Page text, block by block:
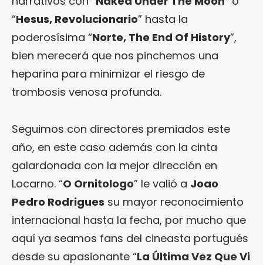
“Hesus, Revolucionario” hasta la
poderosísima “Norte, The End Of History”,
bien merecerá que nos pinchemos una
heparina para minimizar el riesgo de
trombosis venosa profunda.
Seguimos con directores premiados este
año, en este caso además con la cinta
galardonada con la mejor dirección en
Locarno. “O Ornitologo” le valió a Joao
Pedro Rodrigues su mayor reconocimiento
internacional hasta la fecha, por mucho que
aquí ya seamos fans del cineasta portugués
desde su apasionante “La Última Vez Que Vi